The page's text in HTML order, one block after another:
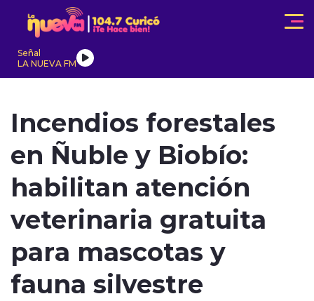
Click acá para ir directamente al contenido
Señal
LA NUEVA FM
ACTUALIDAD
modo claro
Incendios forestales
en Ñuble y Biobío:
habilitan atención
veterinaria gratuita
para mascotas y
fauna silvestre